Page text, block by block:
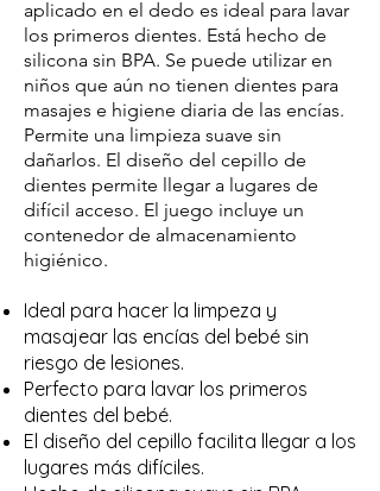
aplicado en el dedo es ideal para lavar
los primeros dientes. Está hecho de
silicona sin BPA. Se puede utilizar en
niños que aún no tienen dientes para
masajes e higiene diaria de las encías.
Permite una limpieza suave sin
dañarlos. El diseño del cepillo de
dientes permite llegar a lugares de
difícil acceso. El juego incluye un
contenedor de almacenamiento
higiénico.
Ideal para hacer la limpeza y
masajear las encías del bebé sin
riesgo de lesiones.
Perfecto para lavar los primeros
dientes del bebé.
El diseño del cepillo facilita llegar a los
lugares más difíciles.